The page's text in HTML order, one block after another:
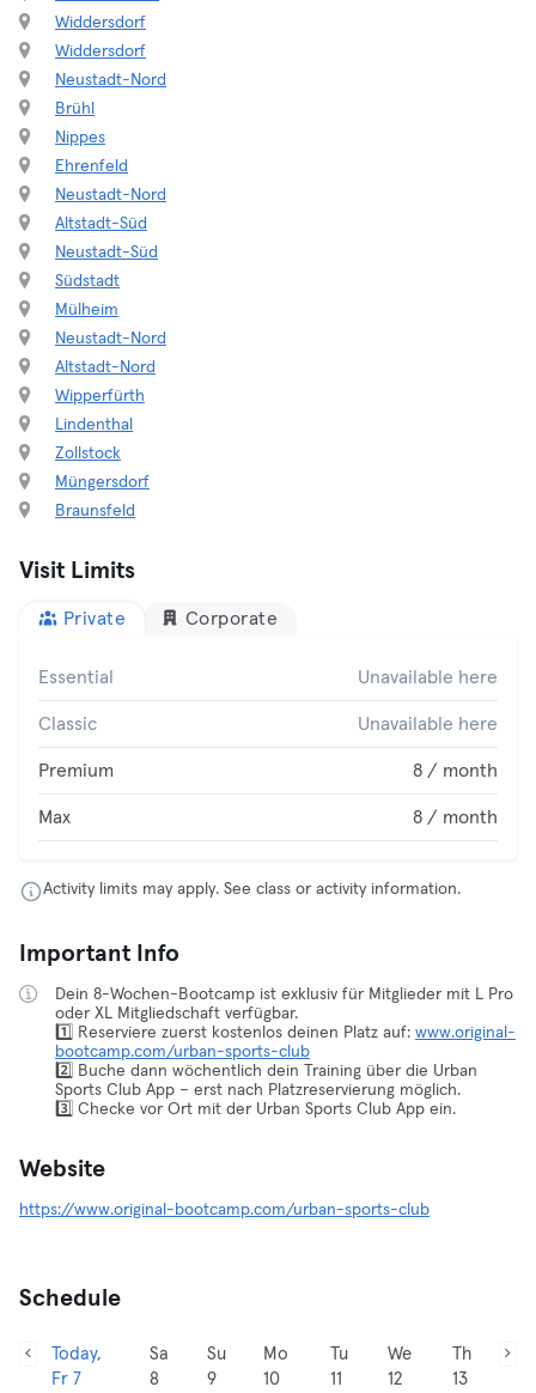
Widdersdorf
Widdersdorf
Neustadt-Nord
Brühl
Nippes
Ehrenfeld
Neustadt-Nord
Altstadt-Süd
Neustadt-Süd
Südstadt
Mülheim
Neustadt-Nord
Altstadt-Nord
Wipperfürth
Lindenthal
Zollstock
Müngersdorf
Braunsfeld
Visit Limits
Private Corporate
Essential Unavailable here
Classic Unavailable here
Premium 8 / month
Max 8 / month
Activity limits may apply. See class or activity information.
Important Info
Dein 8-Wochen-Bootcamp ist exklusiv für Mitglieder mit L Pro
oder XL Mitgliedschaft verfügbar.
1️⃣ Reserviere zuerst kostenlos deinen Platz auf: www.original-
bootcamp.com/urban-sports-club
2️⃣ Buche dann wöchentlich dein Training über die Urban
Sports Club App – erst nach Platzreservierung möglich.
3️⃣ Checke vor Ort mit der Urban Sports Club App ein.
Website
https://www.original-bootcamp.com/urban-sports-club
Schedule
Today,
Fr 7
Sa
8
Su
9
Mo
10
Tu
11
We
12
Th
13